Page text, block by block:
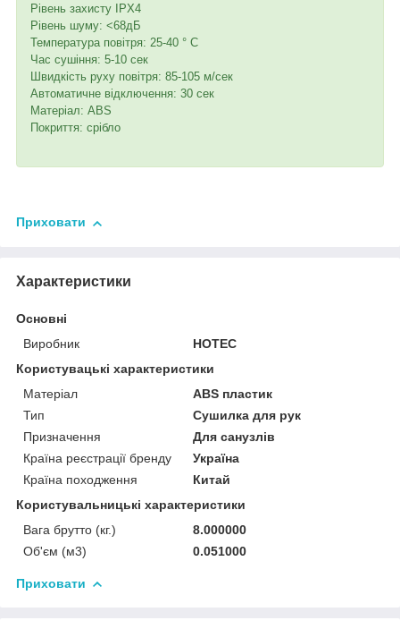
Рівень захисту IPX4
Рівень шуму: <68дБ
Температура повітря: 25-40 ° С
Час сушіння: 5-10 сек
Швидкість руху повітря: 85-105 м/сек
Автоматичне відключення: 30 сек
Матеріал: ABS
Покриття: срібло
Приховати
Характеристики
Основні
Виробник
HOTEC
Користувацькi характеристики
Матеріал
ABS пластик
Тип
Сушилка для рук
Призначення
Для санузлів
Країна реєстрації бренду
Україна
Країна походження
Китай
Користувальницькі характеристики
Вага брутто (кг.)
8.000000
Об'єм (м3)
0.051000
Приховати